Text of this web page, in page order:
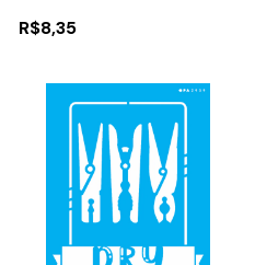
R$8,35